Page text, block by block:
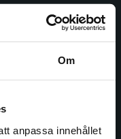
Om
anpassa innehållet
är idag Sveriges
kurslitteratur,